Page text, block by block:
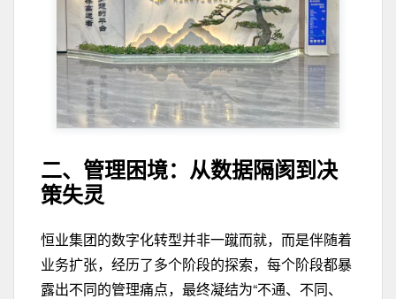
二、管理困境：从数据隔阂到决
策失灵
恒业集团的数字化转型并非一蹴而就，而是伴随着
业务扩张，经历了多个阶段的探索，每个阶段都暴
露出不同的管理痛点，最终凝结为“不通、不同、